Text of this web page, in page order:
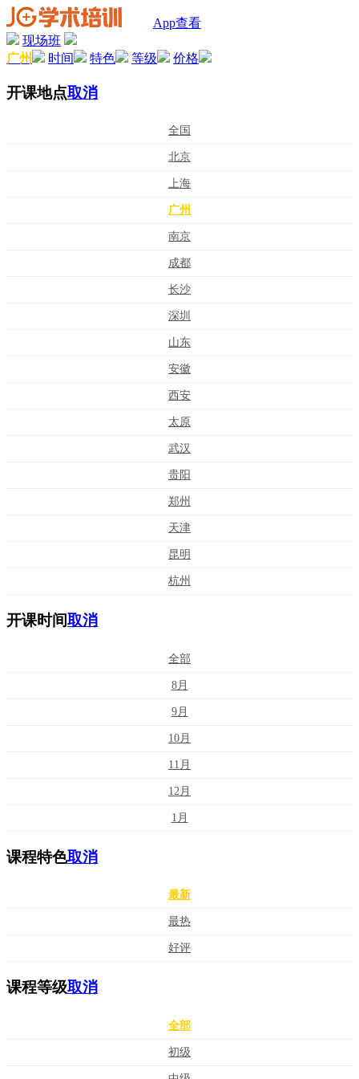
App查看
现场班
广州
时间 特色 等级 价格
开课地点取消
全国
北京
上海
广州
南京
成都
长沙
深圳
山东
安徽
西安
太原
武汉
贵阳
郑州
天津
昆明
杭州
开课时间取消
全部
8月
9月
10月
11月
12月
1月
课程特色取消
最新
最热
好评
课程等级取消
全部
初级